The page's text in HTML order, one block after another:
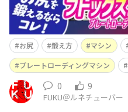
お尻 鍛え方 マシン
プレートローディングマシン
0 9
FUKU＠ルネチューバー